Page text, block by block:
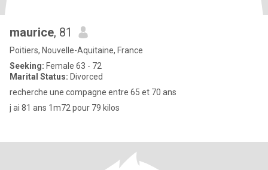
maurice, 81
Poitiers, Nouvelle-Aquitaine, France
Seeking: Female 63 - 72
Marital Status: Divorced
recherche une compagne entre 65 et 70 ans
j ai 81 ans 1m72 pour 79 kilos